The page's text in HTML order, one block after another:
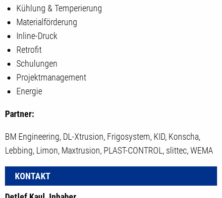
Kühlung & Temperierung
Materialförderung
Inline-Druck
Retrofit
Schulungen
Projektmanagement
Energie
Partner:
BM Engineering, DL-Xtrusion, Frigosystem, KID, Konscha,
Lebbing, Limon, Maxtrusion, PLAST-CONTROL, slittec, WEMA
KONTAKT